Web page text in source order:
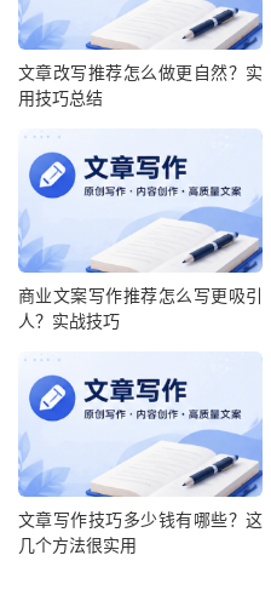
文章改写推荐怎么做更自然？实
用技巧总结
商业文案写作推荐怎么写更吸引
人？实战技巧
文章写作技巧多少钱有哪些？这
几个方法很实用